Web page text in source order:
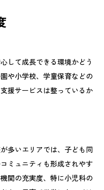
して成長できる環境かどう
や小学校、学童保育などの
援サービスは整っているか
多いエリアでは、子ども同
ミュニティも形成されやす
関の充実度、特に小児科の